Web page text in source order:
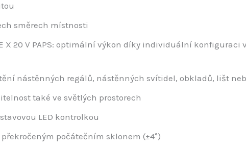
směrech místnosti
X 20 V PAPS: optimální výkon díky individuální
nástěnných regálů, nástěnných svítidel, obkladů, lišt
také ve světlých prostorech
LED kontrolkou
počátečním sklonem (±4°)